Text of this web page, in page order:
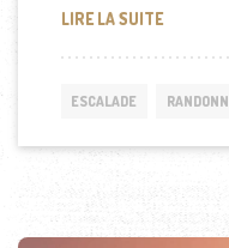
LIRE LA SUITE
ESCALADE